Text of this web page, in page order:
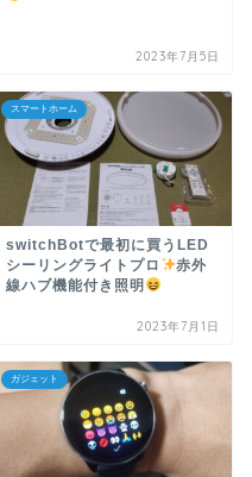
2023年7月5日
スマートホーム
switchBotで最初に買うLED
シーリングライトプロ
赤外
線ハブ機能付き照明
2023年7月1日
ガジェット